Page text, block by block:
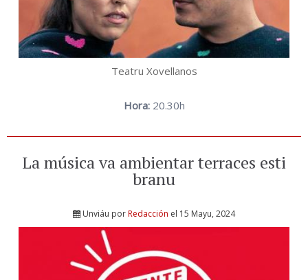
Teatru Xovellanos
Hora:20.30h
La música va ambientar terraces esti
branu
Unviáu porRedacción el 15 Mayu, 2024